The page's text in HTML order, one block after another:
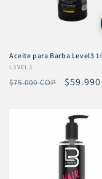
:
Aceite para Barba Level3
Proveedor:
L3VEL3
Precio
$75.000 COP
Precio
$59.990